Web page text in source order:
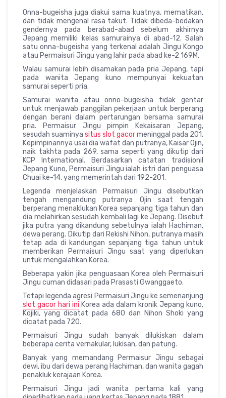
Onna-bugeisha juga diakui sama kuatnya, mematikan,
dan tidak mengenal rasa takut. Tidak dibeda-bedakan
gendernya pada berabad-abad sebelum akhirnya
Jepang memiliki kelas samurainya di abad-12. Salah
satu onna-bugeisha yang terkenal adalah Jingu Kongo
atau Permaisuri Jingu yang lahir pada abad ke-2 169M.
Walau samurai lebih disamakan pada pria Jepang, tapi
pada wanita Jepang kuno mempunyai kekuatan
samurai seperti pria.
Samurai wanita atau onno-bugeisha tidak gentar
untuk menjawab panggilan pekerjaan untuk berperang
dengan berani dalam pertarungan bersama samurai
pria. Permaisur Jingu pimpin Kekaisaran Jepang,
sesudah suaminya situs slot gacormeninggal pada 201.
Kepimpinannya usai dia wafat dan putranya, Kaisar Ojin,
naik takhta pada 269, sama seperti yang dikutip dari
KCP International. Berdasarkan catatan tradisionil
Jepang Kuno, Permaisuri Jingu ialah istri dari penguasa
Chuai ke-14, yang memerintah dari 192-201.
Legenda menjelaskan Permaisuri Jingu disebutkan
tengah mengandung putranya Ojin saat tengah
berperang menaklukan Korea sepanjang tiga tahun dan
dia melahirkan sesudah kembali lagi ke Jepang. Disebut
jika putra yang dikandung sebetulnya ialah Hachiman,
dewa perang. Dikutip dari Rekishi Nihon, putranya masih
tetap ada di kandungan sepanjang tiga tahun untuk
memberikan Permaisuri Jingu saat yang diperlukan
untuk mengalahkan Korea.
Beberapa yakin jika penguasaan Korea oleh Permaisuri
Jingu cuman didasari pada Prasasti Gwanggaeto.
Tetapi legenda agresi Permaisuri Jingu ke semenanjung
slot gacor hari ini Korea ada dalam kronik Jepang kuno,
Kojiki, yang dicatat pada 680 dan Nihon Shoki yang
dicatat pada 720.
Permaisuri Jingu sudah banyak dilukiskan dalam
beberapa cerita vernakular, lukisan, dan patung.
Banyak yang memandang Permaisur Jingu sebagai
dewi, ibu dari dewa perang Hachiman, dan wanita gagah
penakluk kerajaan Korea.
Permaisuri Jingu jadi wanita pertama kali yang